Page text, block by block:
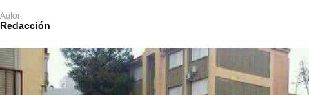
Autor:
Redacción